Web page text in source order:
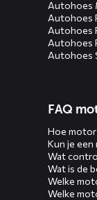
Autohoes
Autohoes
Autohoes
Autohoes
Autohoes
FAQ
Hoe motor
Kun je
Wat
Wat is de
Welke
Welke